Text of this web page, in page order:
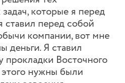
которые я перед
ставил перед собой
компании, вот мне
деньги. Я ставил
прокладки Восточного
нужны были